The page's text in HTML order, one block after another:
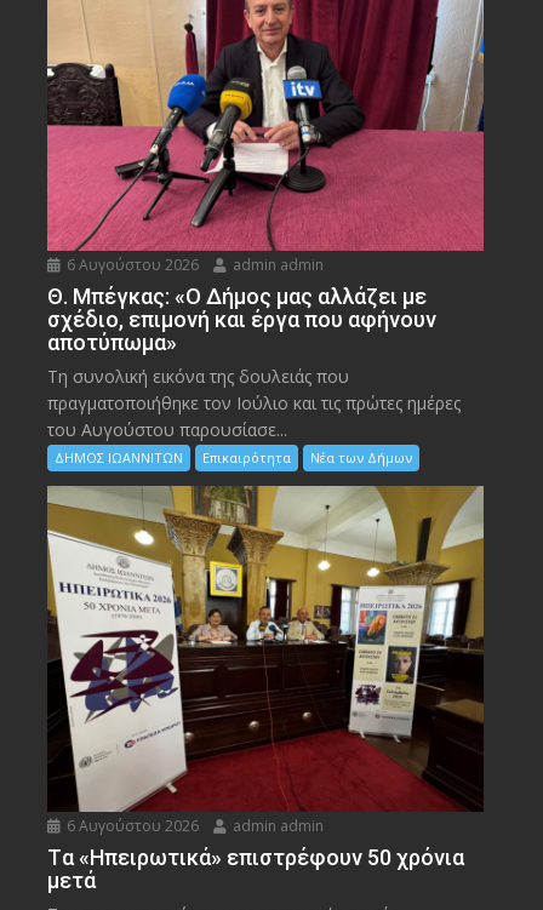
6 Αυγούστου 2026 admin admin
Θ. Μπέγκας: «Ο Δήμος μας αλλάζει με
σχέδιο, επιμονή και έργα που αφήνουν
αποτύπωμα»
Τη συνολική εικόνα της δουλειάς που
πραγματοποιήθηκε τον Ιούλιο και τις πρώτες ημέρες
του Αυγούστου παρουσίασε...
ΔΗΜΟΣ ΙΩΑΝΝΙΤΩΝ Επικαιρότητα Νέα των Δήμων
6 Αυγούστου 2026 admin admin
Tα «Ηπειρωτικά» επιστρέφουν 50 χρόνια
μετά